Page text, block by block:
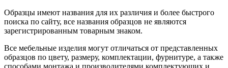
Образцы имеют названия для их различия и более быстрого
поиска по сайту, все названия образцов не являются
зарегистрированным товарным знаком.
Все мебельные изделия могут отличаться от представленных
образцов по цвету, размеру, комплектации, фурнитуре, а также
способами монтажа и производителями комплектующих и